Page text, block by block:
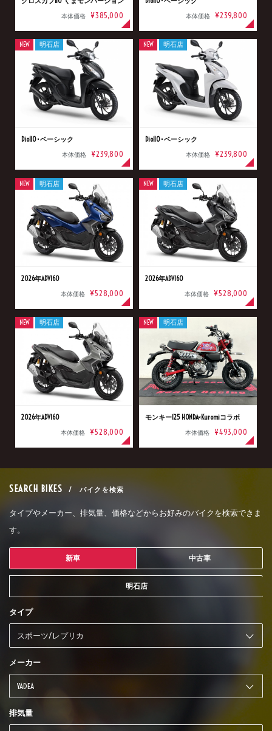
本体価格 ¥385,000 本体価格 ¥239,800
Dio110･ベーシック
本体価格 ¥239,800
NEW 明石店
Dio110･ベーシック
本体価格 ¥239,800
NEW 明石店
2026年ADV160
本体価格 ¥528,000
NEW 明石店
2026年ADV160
本体価格 ¥528,000
NEW 明石店
2026年ADV160
本体価格 ¥528,000
NEW 明石店
モンキー125 HONDA×Kuromiコラボ
本体価格 ¥493,000
NEW 明石店
SEARCH BIKES / バイクを検索
タイプやメーカー、排気量、価格などからお好みのバイクを検索できま
す。
新車 中古車
明石店
タイプ
メーカー
排気量